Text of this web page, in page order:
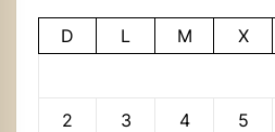
D L M X
2 3 4 5